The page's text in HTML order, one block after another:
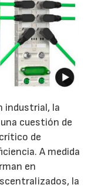
industrial, la
cuestión de
de
A medida
en
la